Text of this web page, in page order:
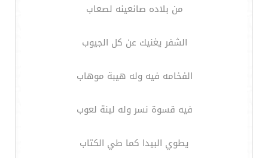
من بلاده صانعينه لصعاب
الشفر يغنيك عن كل الجيوب
الفخامه فيه وله هيبة موهاب
فيه قسوة نسر وله لينة لعوب
يطوي البيدا كما طي الكتاب